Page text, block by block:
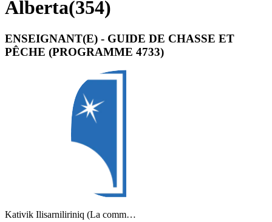
Alberta(354)
ENSEIGNANT(E) - GUIDE DE CHASSE ET
PÊCHE (PROGRAMME 4733)
Kativik Ilisarniliriniq (La comm…